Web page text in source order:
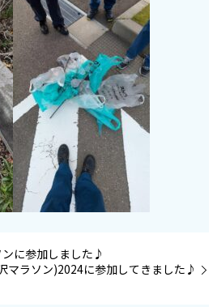
に参加しました♪
マラソン)2024に参加してきました♪